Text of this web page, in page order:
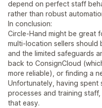
depend on perfect staff
rather than robust
In conclusion:
Circle‑Hand might be great
multi‑location sellers
and the limited safeguards
back to ConsignCloud
more reliable), or finding a
Unfortunately, having spent
processes and training
that easy.